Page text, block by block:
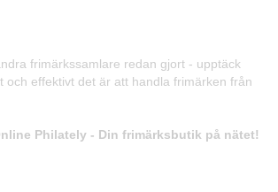
frimärkssamlare redan gjort - upptäck
och effektivt det är att handla frimärken från
Philately - Din frimärksbutik på nätet!